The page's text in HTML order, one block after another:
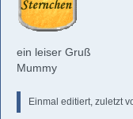
ein leiser Gruß
Mummy
Einmal editiert, zuletzt